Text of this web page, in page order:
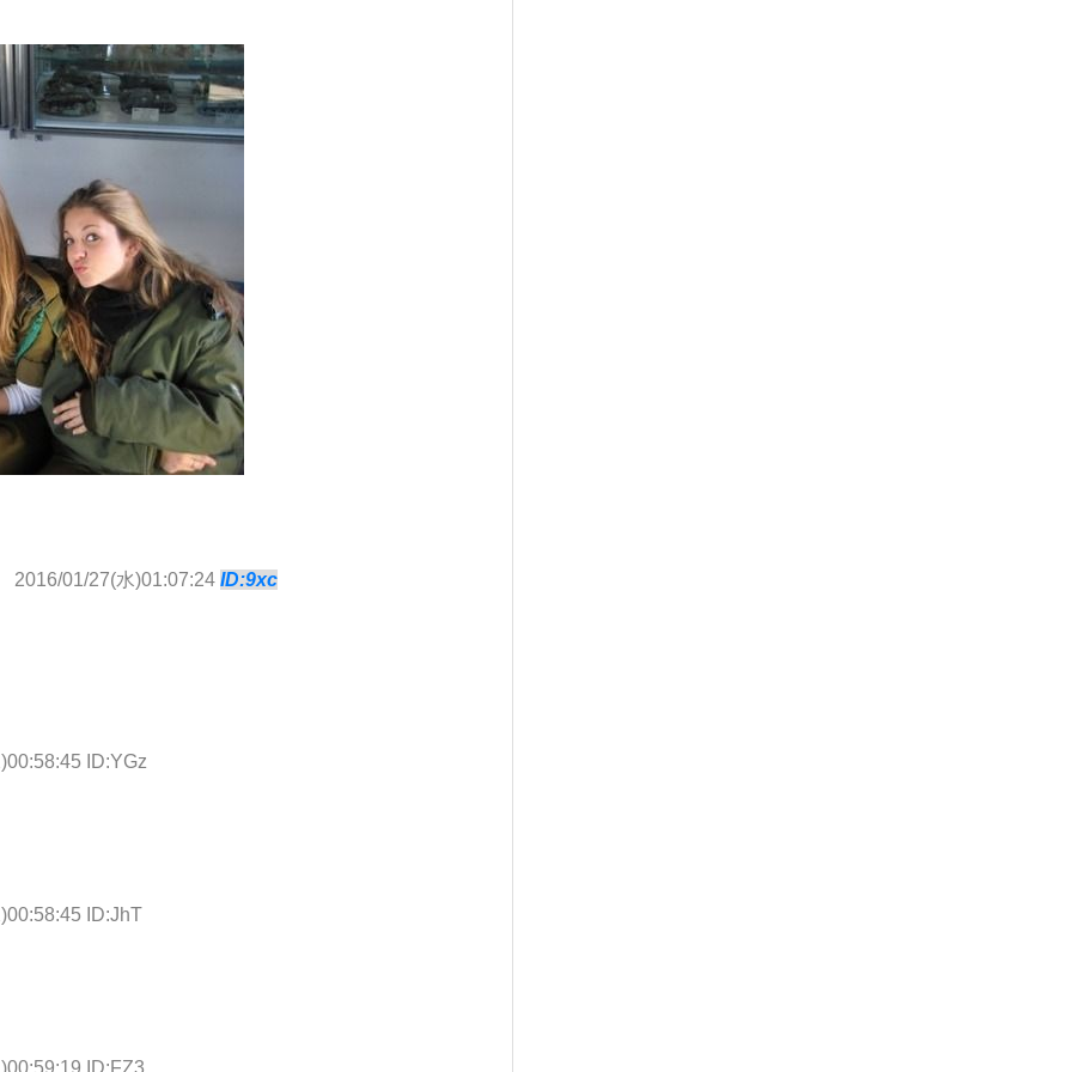
2016/01/27(水)01:07:24 ID:9xc
ID:YGz
ID:JhT